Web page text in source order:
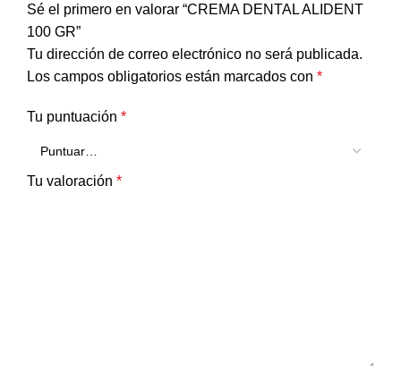
Sé el primero en valorar “CREMA DENTAL ALIDENT
100 GR”
Tu dirección de correo electrónico no será publicada.
Los campos obligatorios están marcados con *
Tu puntuación *
Tu valoración *